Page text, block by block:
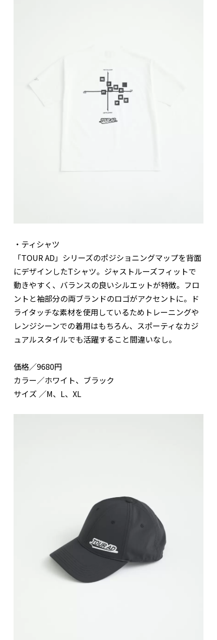
・ティシャツ
「TOUR AD」シリーズのポジショニングマップを背面
にデザインしたTシャツ。ジャストルーズフィットで
動きやすく、バランスの良いシルエットが特徴。フロ
ントと袖部分の両ブランドのロゴがアクセントに。ド
ライタッチな素材を使用しているためトレーニングや
レンジシーンでの着用はもちろん、スポーティなカジ
ュアルスタイルでも活躍すること間違いなし。
価格／9680円
カラー／ホワイト、ブラック
サイズ ／M、L、XL